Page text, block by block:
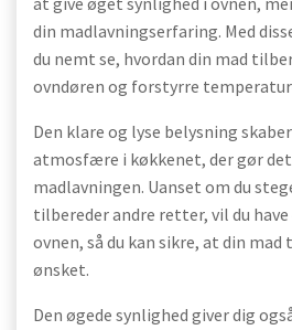
din madlavningserfaring. Med
du nemt se, hvordan din mad
ovndøren og forstyrre
Den klare og lyse belysning
atmosfære i køkkenet, der gør
madlavningen. Uanset om du
tilbereder andre retter, vil du
ovnen, så du kan sikre, at din
ønsket.
Den øgede synlighed giver dig